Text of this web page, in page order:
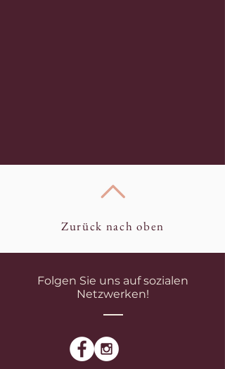
Zurück nach oben
Folgen Sie uns auf sozialen
Netzwerken!